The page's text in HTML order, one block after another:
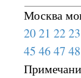
Москва
20 21 22 23
45 46 47 48